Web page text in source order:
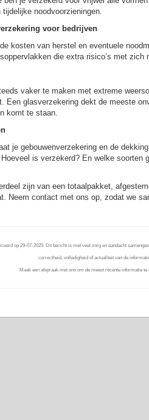
noodvoorzieningen.
voor bedrijven
kosten van herstel en eventuele
die extra risico’s met zich
vaker te maken met extreme
Een glasverzekering dekt de meeste
komt te staan.
je gebouwenverzekering en de
is verzekerd? En welke soorten
zijn van een totaalpakket,
Neem contact met ons op, zodat we
op 29-07-2025. Dit bericht is met veel zorg en aandacht
correctheid, volledigheid of actualiteit van de
Maak een afspraak met ons om de meest recente informatie te